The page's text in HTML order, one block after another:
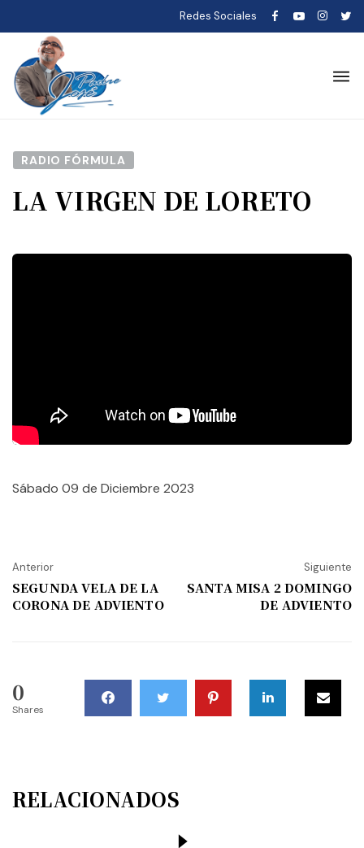
Redes Sociales
RADIO FÓRMULA
LA VIRGEN DE LORETO
Sábado 09 de Diciembre 2023
Anterior
SEGUNDA VELA DE LA
CORONA DE ADVIENTO
Siguiente
SANTA MISA 2 DOMINGO
DE ADVIENTO
0
Shares
RELACIONADOS